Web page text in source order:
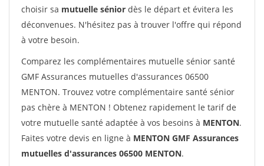
choisir sa mutuelle sénior dès le départ et évitera les
déconvenues. N'hésitez pas à trouver l'offre qui répond
à votre besoin.
Comparez les complémentaires mutuelle sénior santé
GMF Assurances mutuelles d'assurances 06500
MENTON. Trouvez votre complémentaire santé sénior
pas chère à MENTON ! Obtenez rapidement le tarif de
votre mutuelle santé adaptée à vos besoins à MENTON.
Faites votre devis en ligne à MENTON GMF Assurances
mutuelles d'assurances 06500 MENTON.